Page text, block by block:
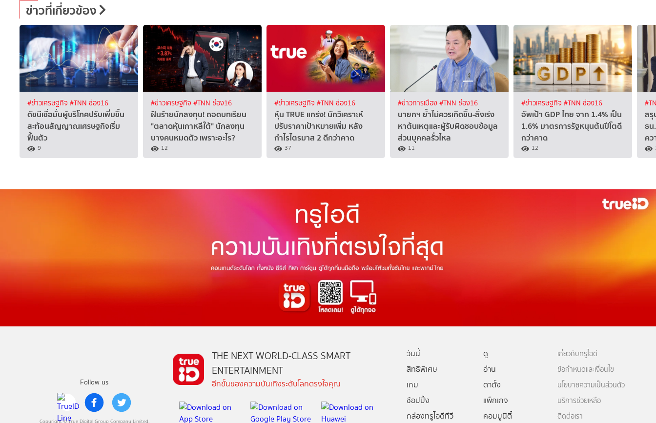
ข่าวที่เกี่ยวข้อง
#ข่าวเศรษฐกิจ #TNN ช่อง16
ดัชนีเชื่อมั่นผู้บริโภคปรับเพิ่มขึ้น
สะท้อนสัญญาณเศรษฐกิจเริ่ม
ฟื้นตัว
9
#ข่าวเศรษฐกิจ #TNN ช่อง16
ฝันร้ายนักลงทุน! ถอดบทเรียน
"ตลาดหุ้นเกาหลีใต้" นักลงทุน
บางคนหมดตัว เพราะอะไร?
12
#ข่าวเศรษฐกิจ #TNN ช่อง16
หุ้น TRUE แกร่ง! นักวิเคราะห์
ปรับราคาเป้าหมายเพิ่ม หลัง
กำไรไตรมาส 2 ดีกว่าคาด
37
#ข่าวการเมือง#TNN ช่อง16
นายกฯ ย้ำไม่ควรเกิดขึ้น-สั่งเร่ง
หาต้นเหตุและผู้รับผิดชอบข้อมูล
ส่วนบุคคลรั่วไหล
11
#ข่าวเศรษฐกิจ #TNN ช่อง16
อัพเป้า GDP ไทย จาก 1.4% เป็น
1.6% มาตรการรัฐหนุนต้นปีโตดี
กว่าคาด
12
ส
ธน
ค
Follow us
Copyright © True Digital Group Company Limited.
THE NEXT WORLD-CLASS SMART
ENTERTAINMENT
อีกขั้นของความบันเทิงระดับโลกตรงใจคุณ
วันนี้
ดู
สิทธิพิเศษ
อ่าน
เกม
ตาตั้ง
ช้อปปิ้ง
แพ็กเกจ
กล่องทรูไอดีทีวี
คอมมูนิตี้
เกี่ยวกับทรูไอดี
ข้อกำหนดและเงื่อนไข
นโยบายความเป็นส่วนตัว
บริการช่วยเหลือ
ติดต่อเรา